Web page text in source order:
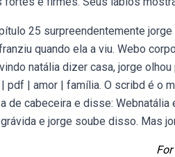
25 surpreendentemente
quando ela a viu. Webo
natália dizer casa, jorge
pdf | amor | família. O scribd é o
de cabeceira e disse:
e jorge soube disso. Mas